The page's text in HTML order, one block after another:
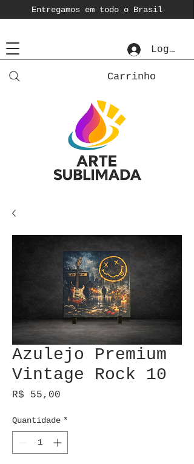
Entregamos em todo o Brasil
Login
Carrinho
Azulejo Premium
Vintage Rock 10
R$ 55,00
Quantidade *